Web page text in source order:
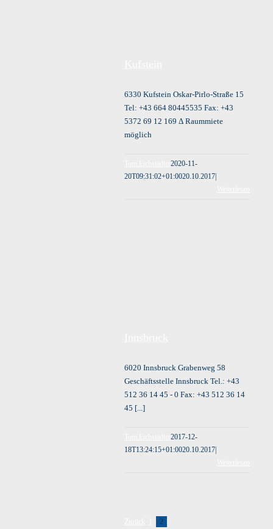
6330 Kufstein Oskar-Pirlo-Straße 15
Tel: +43 664 80445535 Fax: +43
5372 69 12 169 Δ Raummiete
möglich
2020-11-
20T09:31:02+01:0020.10.2017|
6020 Innsbruck Grabenweg 58
Geschäftsstelle Innsbruck Tel.: +43
512 36 14 45 - 0 Fax: +43 512 36 14
45 [...]
2017-12-
18T13:24:15+01:0020.10.2017|
2